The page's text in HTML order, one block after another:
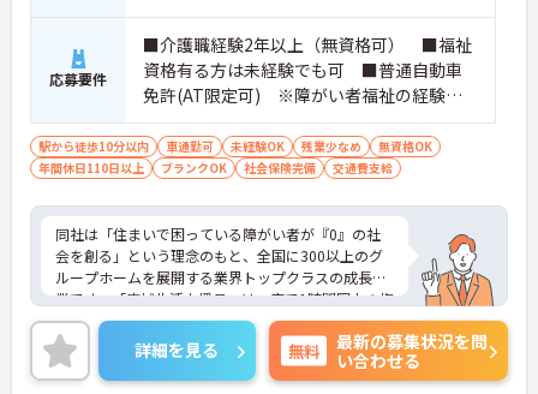
備」により現場の負担が大幅に軽減されています。
ご利用者様の安全性はもちろん、働くスタッフにと
っても身体的負担が少なく、高いモチベーションを
保って業務に集中できます。
応募要件
■介護職経験2年以上（無資格可） ■福祉
資格有る方は未経験でも可 ■普通自動車
免許(AT限定可) ※障がい者福祉の経験は
不問です。※実務経験2年以上の方、障がい
者福祉に関する経験をお持ちの方大歓迎
駅から徒歩10分以内 車通勤可 未経験OK 残業少なめ
無資格OK
年間休日110日以上
ブランクOK 社会保険完備 交通費支給
同社は「住まいで困っている障がい者が『0』の社
会を創る」という理念のもと、全国に300以上のグ
ループホームを展開する業界トップクラスの成長企
業です。「広域生活支援員」は、車で1時間圏内の複
数施設を横断的に担当し、現場支援とパートスタッ
フのサポートを行うハイクラスなポジションです。
最新設備とバリアフリーが完備され、スタッフの身
体的負担が少なく、広域手当5万円が付与されるこ
詳細を見る 無料
最新の募集状況を問
い合わせる